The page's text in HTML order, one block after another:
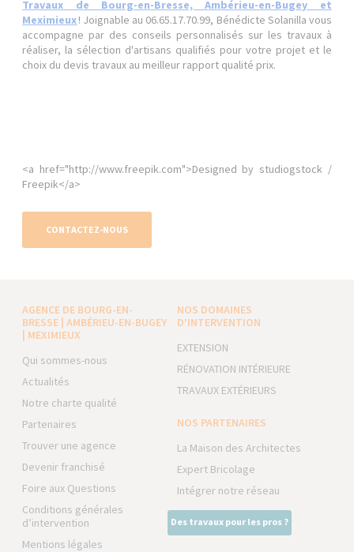
Travaux de Bourg-en-Bresse, Ambérieu-en-Bugey et
Meximieux! Joignable au 06.65.17.70.99, Bénédicte Solanilla vous
accompagne par des conseils personnalisés sur les travaux à
réaliser, la sélection d'artisans qualifiés pour votre projet et le
choix du devis travaux au meilleur rapport qualité prix.
<a href="http://www.freepik.com">Designed by studiogstock /
Freepik</a>
CONTACTEZ-NOUS
AGENCE DE BOURG-EN-
BRESSE | AMBÉRIEU-EN-BUGEY
| MEXIMIEUX
Qui sommes-nous
Actualités
Notre charte qualité
Partenaires
Trouver une agence
Devenir franchisé
Foire aux Questions
Conditions générales
d’intervention
Mentions légales
NOS DOMAINES
D’INTERVENTION
EXTENSION
RÉNOVATION INTÉRIEURE
TRAVAUX EXTÉRIEURS
NOS PARTENAIRES
La Maison des Architectes
Expert Bricolage
Intégrer notre réseau
Des travaux pour les pros ?